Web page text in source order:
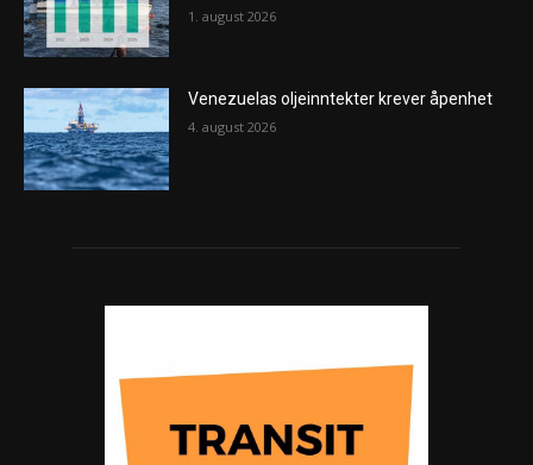
1. august 2026
Venezuelas oljeinntekter krever åpenhet
4. august 2026